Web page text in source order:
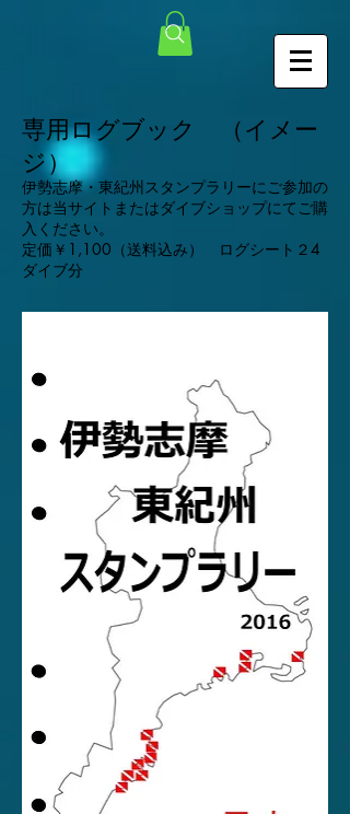
専用ログブック （イメー
ジ）
伊勢志摩・東紀州スタンプラリーにご参加の
方は当サイトまたはダイブショップにてご購
入ください。
定価￥1,100（送料込み） ログシート２4
ダイブ分